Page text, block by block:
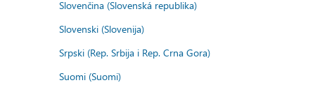
Slovenčina (Slovenská republika)
Slovenski (Slovenija)
Srpski (Rep. Srbija i Rep. Crna Gora)
Suomi (Suomi)